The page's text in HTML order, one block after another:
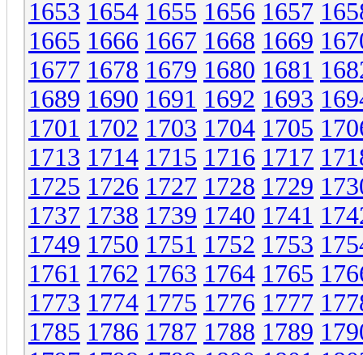
1653 1654 1655 1656 1657
1665 1666 1667 1668 1669
1677 1678 1679 1680 1681
1689 1690 1691 1692 1693
1701 1702 1703 1704 1705
1713 1714 1715 1716 1717
1725 1726 1727 1728 1729
1737 1738 1739 1740 1741
1749 1750 1751 1752 1753
1761 1762 1763 1764 1765
1773 1774 1775 1776 1777
1785 1786 1787 1788 1789